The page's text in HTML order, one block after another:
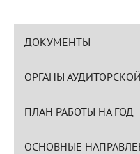
ДОКУМЕНТЫ
ОРГАНЫ
ПЛАН РАБОТЫ НА ГОД
ОСНОВНЫЕ